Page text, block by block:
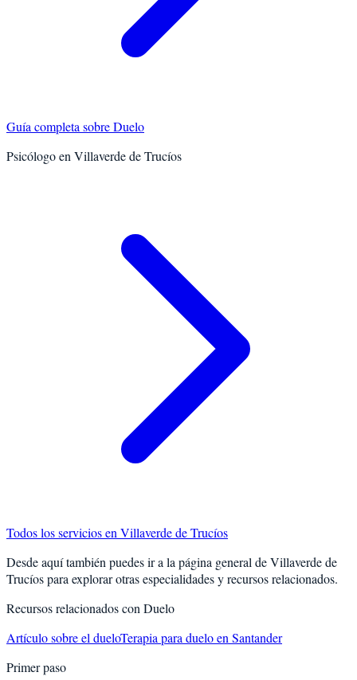
Guía completa sobreDuelo
Psicólogo en Villaverde de Trucíos
Todos los servicios en Villaverde de Trucíos
Desde aquí también puedes ir a la página general deVillaverde de
Trucíospara explorar otras especialidades y recursos relacionados.
Recursos relacionados con Duelo
Artículo sobre el dueloTerapia para duelo en Santander
Primer paso